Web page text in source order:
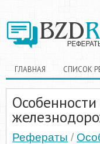
ГЛАВНАЯ СПИСОК
Рефераты /